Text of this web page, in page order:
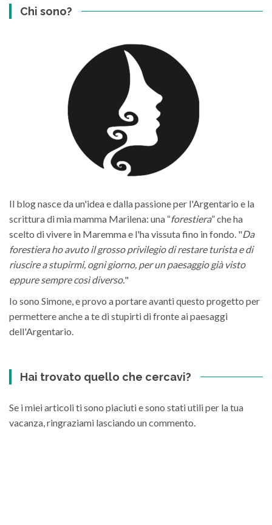
Chi sono?
Il blog nasce da un'idea e dalla passione per l'Argentario e la
scrittura di mia mamma Marilena: una “forestiera” che ha
scelto di vivere in Maremma e l'ha vissuta fino in fondo. "Da
forestiera ho avuto il grosso privilegio di restare turista e di
riuscire a stupirmi, ogni giorno, per un paesaggio già visto
eppure sempre così diverso."
Io sono Simone, e provo a portare avanti questo progetto per
permettere anche a te di stupirti di fronte ai paesaggi
dell'Argentario.
Hai trovato quello che cercavi?
Se i miei articoli ti sono piaciuti e sono stati utili per la tua
vacanza, ringraziami lasciando un commento.